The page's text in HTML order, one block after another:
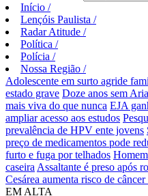
Início /
Lençóis Paulista /
Radar Atitude /
Política /
Polícia /
Nossa Região /
Adolescente em surto agride
estado grave Doze anos sem
mais viva do que nunca EJA
ampliar acesso aos estudos
prevalência de HPV ente jovens
preço de medicamentos pode
furto e fuga por telhados
caseira Assaltante é preso após
Cesárea aumenta risco de
EM ALTA